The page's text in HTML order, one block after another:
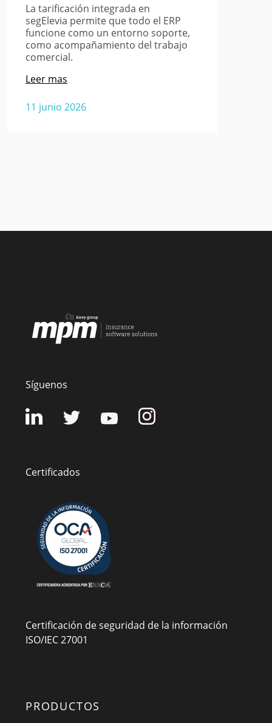
La tarificación integrada en
segElevia permite que todo el ERP
funcione como un entorno soporte,
como acompañamiento del trabajo
comercial.
11 junio 2026
Leer mas
Síguenos
Certificados
Certificación de seguridad de la información
ISO/IEC 27001
PRODUCTOS